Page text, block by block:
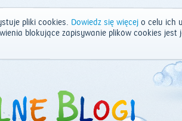
pliki cookies. Dowiedz się więcej o celu ich
blokujące zapisywanie plików cookies